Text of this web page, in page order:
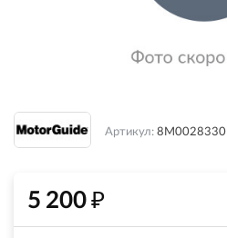
Артикул: 8M0028330
5 200₽